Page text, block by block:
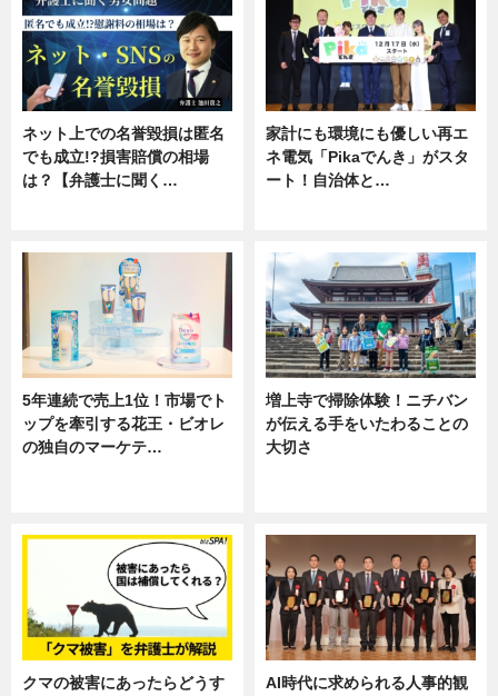
ネット上での名誉毀損は匿名
でも成立!?損害賠償の相場
は？【弁護士に聞く…
家計にも環境にも優しい再エ
ネ電気「Pikaでんき」がスタ
ート！自治体と…
5年連続で売上1位！市場でト
ップを牽引する花王・ビオレ
の独自のマーケテ…
増上寺で掃除体験！ニチバン
が伝える手をいたわることの
大切さ
クマの被害にあったらどうす
AI時代に求められる人事的観